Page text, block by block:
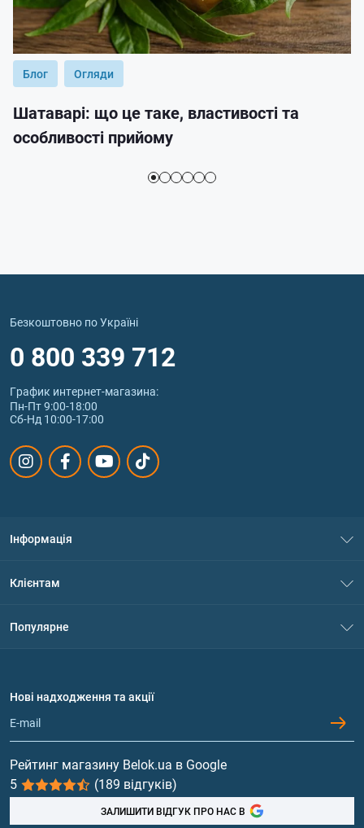
Блог Огляди
Шатаварі: що це таке, властивості та
особливості прийому
Безкоштовно по Україні
0 800 339 712
График интернет‑магазина:
Пн-Пт 9:00-18:00
Сб-Нд 10:00-17:00
Інформація
Політика конфіденційності
Обмін та повернення
Клієнтам
Популярне
Протеїн
Гейнери
Вітаміни та мінерали
Риб'ячий жир, жирні кислоти
Нові надходження та акції
Рейтинг магазину Belok.ua в Google
5
(189 відгуків)
ЗАЛИШИТИ ВІДГУК ПРО НАС В